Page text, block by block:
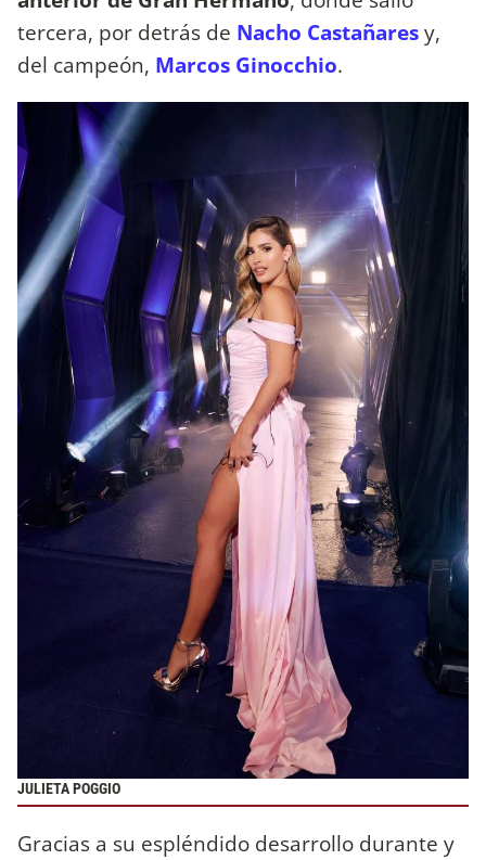
tercera, por detrás de Nacho Castañaresy,
del campeón, Marcos Ginocchio.
JULIETA POGGIO
Gracias a su espléndido desarrollo durante y